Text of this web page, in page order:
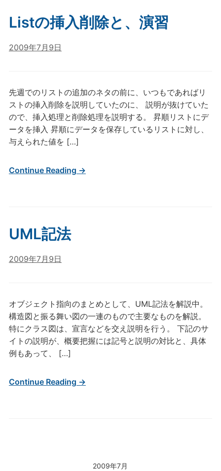
2009年7月
Listの挿入削除と、演習
2009年7月9日
先週でのリストの追加のネタの前に、いつもであればリ
ストの挿入削除を説明していたのに、 説明が抜けていた
ので、挿入処理と削除処理を説明する。 昇順リストにデ
ータを挿入 昇順にデータを保存しているリストに対し、
与えられた値を […]
Continue Reading →
UML記法
2009年7月9日
オブジェクト指向のまとめとして、UML記法を解説中。
構造図と振る舞い図の一連のもので主要なものを解説。
特にクラス図は、宣言などを交え説明を行う。 下記のサ
イトの説明が、概要把握には記号と説明の対比と、具体
例もあって、 […]
Continue Reading →